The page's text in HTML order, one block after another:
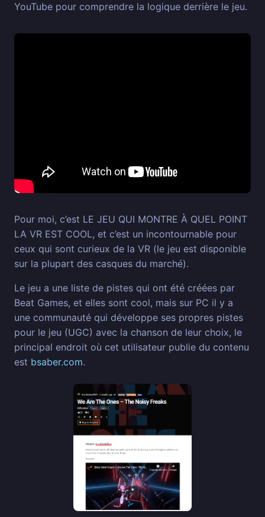
YouTube pour comprendre la logique derrière le jeu.
Pour moi, c’est LE JEU QUI MONTRE À QUEL POINT
LA VR EST COOL, et c’est un incontournable pour
ceux qui sont curieux de la VR (le jeu est disponible
sur la plupart des casques du marché).
Le jeu a une liste de pistes qui ont été créées par
Beat Games, et elles sont cool, mais sur PC il y a
une communauté qui développe ses propres pistes
pour le jeu (UGC) avec la chanson de leur choix, le
principal endroit où cet utilisateur publie du contenu
est bsaber.com.